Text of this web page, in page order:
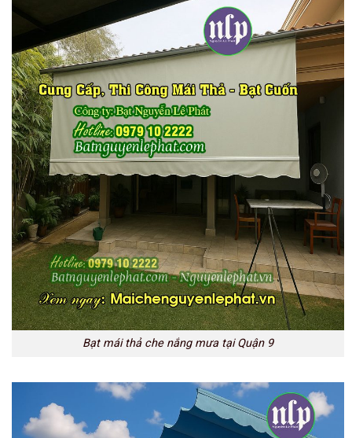
Bạt mái thả che nắng mưa tại Quận 9